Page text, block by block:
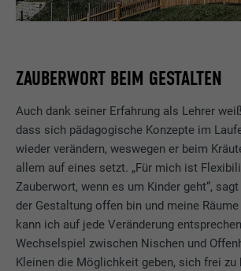
ZAUBERWORT BEIM GESTALTEN
Auch dank seiner Erfahrung als Lehrer
dass sich pädagogische Konzepte im
wieder verändern, weswegen er beim
allem auf eines setzt. „Für mich ist
Zauberwort, wenn es um Kinder geht“, sagt
der Gestaltung offen bin und meine
kann ich auf jede Veränderung
Wechselspiel zwischen Nischen und
Kleinen die Möglichkeit geben, sich frei zu